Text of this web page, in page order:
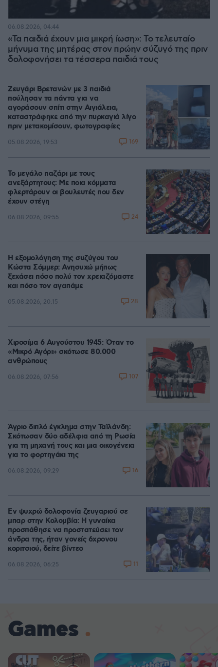
«Τα παιδιά έχουν μια μικρή ίωση»: Το τελευταίο
μήνυμα της μητέρας στον πρώην σύζυγό της πριν
δολοφονήσει τα τέσσερα παιδιά τους
06.08.2026, 04:44
Ζευγάρι Βρετανών με 3 παιδιά
πούλησαν τα πάντα για να
αγοράσουν σπίτι στην Αιγιάλεια,
καταστράφηκε από την πυρκαγιά λίγο
πριν μετακομίσουν, φωτογραφίες
05.08.2026, 19:53 169
Το μεγάλο παζάρι με τους
ανεξάρτητους: Με ποια κόμματα
φλερτάρουν οι βουλευτές που δεν
έχουν στέγη
06.08.2026, 09:55 24
Η εξομολόγηση της συζύγου του
Κώστα Σόμμερ: Ανησυχώ μήπως
ξεχάσει πόσο πολύ τον χρειαζόμαστε
και πόσο τον αγαπάμε
05.08.2026, 20:15 28
Χιροσίμα 6 Αυγούστου 1945: Όταν το
«Μικρό Αγόρι» σκότωσε 80.000
ανθρώπους
06.08.2026, 07:56 107
Άγριο διπλό έγκλημα στην Ταϊλάνδη:
Σκότωσαν δύο αδέλφια από τη Ρωσία
για τη μηχανή τους και μια οικογένεια
για το φορτηγάκι της
06.08.2026, 09:29 16
Εν ψυχρώ δολοφονία ζευγαριού σε
μπαρ στην Κολομβία: Η γυναίκα
προσπάθησε να προστατεύσει τον
άνδρα της, ήταν γονείς 6χρονου
κοριτσιού, δείτε βίντεο
06.08.2026, 06:25 11
Games